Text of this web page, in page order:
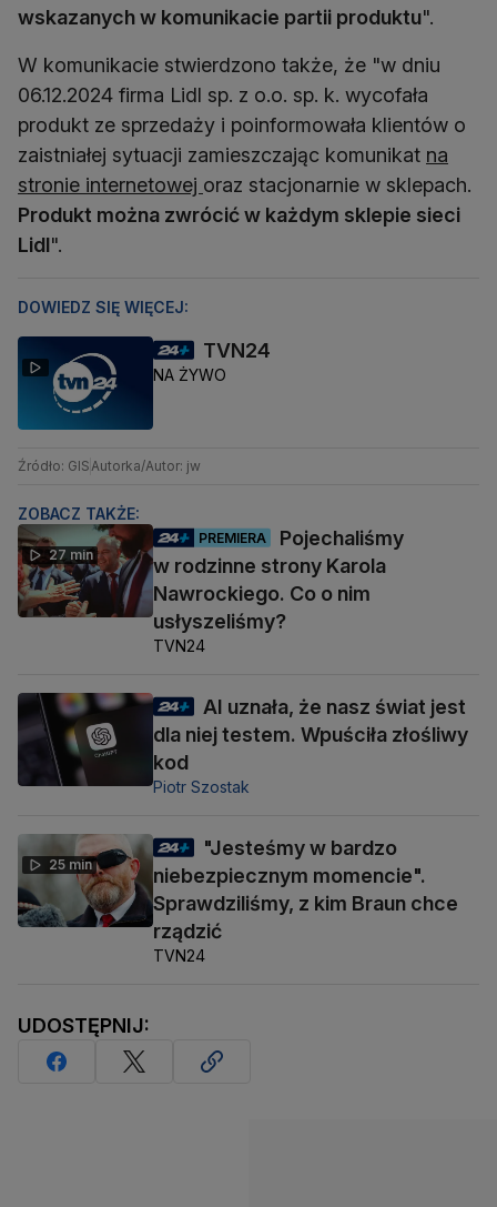
wskazanych w komunikacie partii produktu".
W komunikacie stwierdzono także, że "w dniu
06.12.2024 firma Lidl sp. z o.o. sp. k. wycofała
produkt ze sprzedaży i poinformowała klientów o
zaistniałej sytuacji zamieszczając komunikat na
stronie internetowej oraz stacjonarnie w sklepach.
Produkt można zwrócić w każdym sklepie sieci
Lidl".
DOWIEDZ SIĘ WIĘCEJ:
TVN24
NA ŻYWO
Źródło: GISAutorka/Autor: jw
ZOBACZ TAKŻE:
27 min
PREMIERA
Pojechaliśmy
w rodzinne strony Karola
Nawrockiego. Co o nim
usłyszeliśmy?
TVN24
AI uznała, że nasz świat jest
dla niej testem. Wpuściła złośliwy
kod
Piotr Szostak
25 min
"Jesteśmy w bardzo
niebezpiecznym momencie".
Sprawdziliśmy, z kim Braun chce
rządzić
TVN24
UDOSTĘPNIJ: